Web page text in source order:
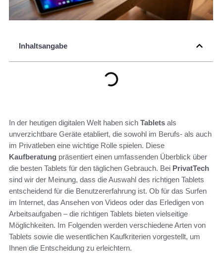
Inhaltsangabe
In der heutigen digitalen Welt haben sich Tablets als
unverzichtbare Geräte etabliert, die sowohl im Berufs- als auch
im Privatleben eine wichtige Rolle spielen. Diese
Kaufberatung präsentiert einen umfassenden Überblick über
die besten Tablets für den täglichen Gebrauch. Bei PrivatTech
sind wir der Meinung, dass die Auswahl des richtigen Tablets
entscheidend für die Benutzererfahrung ist. Ob für das Surfen
im Internet, das Ansehen von Videos oder das Erledigen von
Arbeitsaufgaben – die richtigen Tablets bieten vielseitige
Möglichkeiten. Im Folgenden werden verschiedene Arten von
Tablets sowie die wesentlichen Kaufkriterien vorgestellt, um
Ihnen die Entscheidung zu erleichtern.